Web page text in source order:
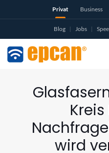
Privat Business
Blog | Jobs |
Kreis
wird